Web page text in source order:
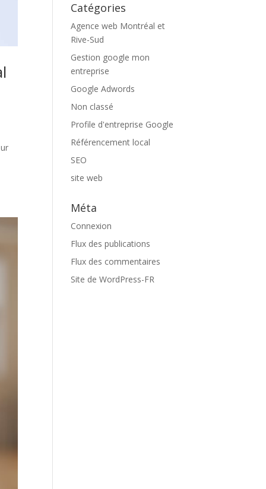
Catégories
Agence web Montréal et
Rive-Sud
Gestion google mon
entreprise
Google Adwords
Non classé
Profile d'entreprise Google
Référencement local
SEO
site web
Méta
Connexion
Flux des publications
Flux des commentaires
Site de WordPress-FR